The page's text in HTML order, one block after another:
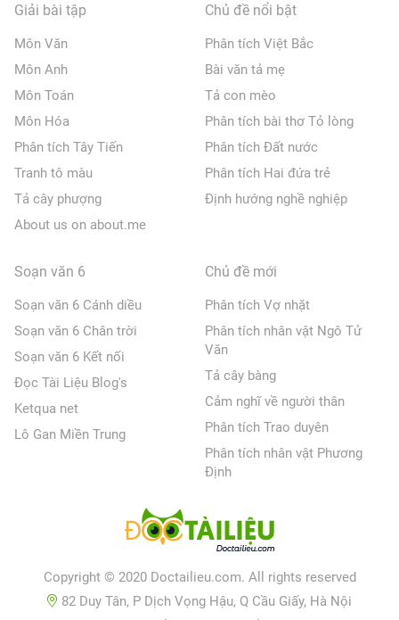
Giải bài tập
Môn Văn
Môn Anh
Môn Toán
Môn Hóa
Phân tích Tây Tiến
Tranh tô màu
Tả cây phượng
About us on about.me
Chủ đề nổi bật
Phân tích Việt Bắc
Bài văn tả mẹ
Tả con mèo
Phân tích bài thơ Tỏ lòng
Phân tích Đất nước
Phân tích Hai đứa trẻ
Định hướng nghề nghiệp
Soạn văn 6
Soạn văn 6 Cánh diều
Soạn văn 6 Chân trời
Soạn văn 6 Kết nối
Đọc Tài Liệu Blog's
Ketqua net
Lô Gan Miền Trung
Chủ đề mới
Phân tích Vợ nhặt
Phân tích nhân vật Ngô Tử
Văn
Tả cây bàng
Cảm nghĩ về người thân
Phân tích Trao duyên
Phân tích nhân vật Phương
Định
Copyright © 2020 Doctailieu.com. All rights reserved
82 Duy Tân, P Dịch Vọng Hậu, Q Cầu Giấy, Hà Nội